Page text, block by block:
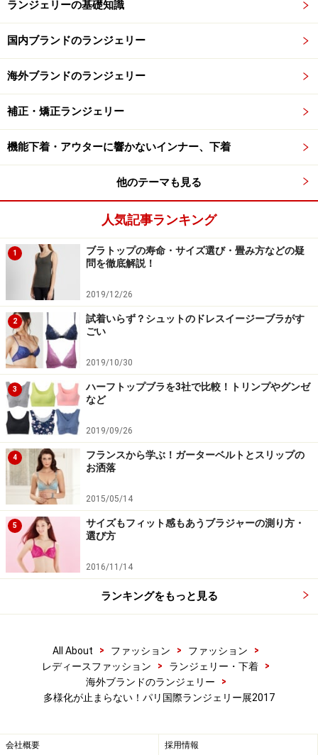
ウター化」
日本人デザイナーAKIKOOGAWAのお洒落なランジェリー
今まで下着のお洒落は見せるものではなく、洋服を美し
く見せるためのサポート的役割でした。下着がファッシ
ョンのお洒落に組み込まれることによって、アウターと
してのお洒落も楽しめるようになったのです。
ボディスーツもお洒落に！ファッショナブルに！
そして、今シーズン特にボディスーツが多かったこと
は、これまで主流であった
お決まりの下着スタイルから、新しい下着スタイルの進
化が始まったといえます。
ユニクロやGUなどから火がつき、日本でも夏に大人気と
なった「ブラトップ」もブラジャー機能つきアウターの
流れのひとつ。そう、日本でもすでに下着のアウター化
が始まっていたのです。
2.ファッショナブルで合理的な「デザイ
ン・ボディスーツ」
合理的でファッショナブルなボディスーツ
ボディスーツというとかつての「補整機能」を重視した
能」を兼ねた新しいファッションランジェリーとしての
ランジェリーの基礎知識
国内ブランドのランジェリー
海外ブランドのランジェリー
補正・矯正ランジェリー
機能下着・アウターに響かないインナー、下着
他のテーマも見る
人気記事ランキング
1
ブラトップの寿命・サイズ選び・畳み方などの疑
問を徹底解説！
2019/12/26
2
試着いらず？シュットのドレスイージーブラがす
ごい
2019/10/30
3
ハーフトップブラを3社で比較！トリンプやグンゼ
など
2019/09/26
4
フランスから学ぶ！ガーターベルトとスリップの
お洒落
2015/05/14
5
サイズもフィット感もあうブラジャーの測り方・
選び方
2016/11/14
ランキングをもっと見る
All About > ファッション > ファッション
>
レディースファッション
> ランジェリー・下着
>
海外ブランドのランジェリー
>
多様化が止まらない！パリ国際ランジェリー展2017
会社概要 採用情報